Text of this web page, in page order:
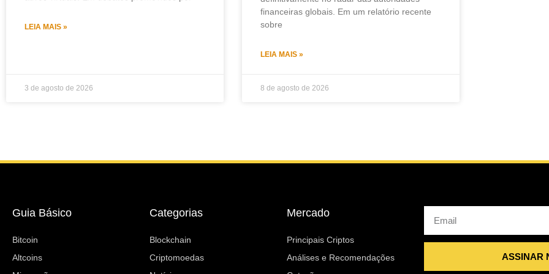
LEIA MAIS »
3 de agosto de 2026
financeiras globais. Em um relatório recente
sobre
LEIA MAIS »
8 de agosto de 2026
Guia Básico
Bitcoin
Altcoins
Categorias
Blockchain
Criptomoedas
Mercado
Principais Criptos
Análises e Recomendações
ASSINAR